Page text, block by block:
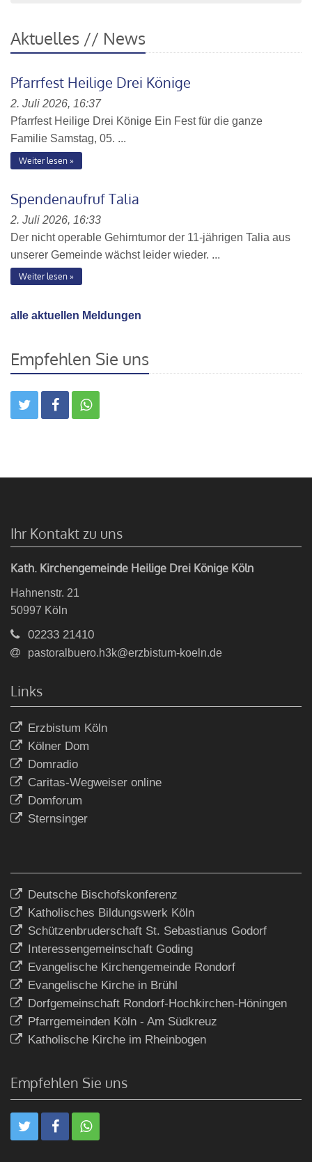
Aktuelles // News
Pfarrfest Heilige Drei Könige
2. Juli 2026, 16:37
Pfarrfest Heilige Drei Könige Ein Fest für die ganze
Familie Samstag, 05. ...
Weiter lesen
Spendenaufruf Talia
2. Juli 2026, 16:33
Der nicht operable Gehirntumor der 11-jährigen Talia aus
unserer Gemeinde wächst leider wieder. ...
Weiter lesen
alle aktuellen Meldungen
Empfehlen Sie uns
Ihr Kontakt zu uns
Kath. Kirchengemeinde Heilige Drei Könige Köln
Hahnenstr. 21
50997 Köln
02233 21410
pastoralbuero.h3k@erzbistum-koeln.de
Links
Erzbistum Köln
Kölner Dom
Domradio
Caritas-Wegweiser online
Domforum
Sternsinger
Deutsche Bischofskonferenz
Katholisches Bildungswerk Köln
Schützenbruderschaft St. Sebastianus Godorf
Interessengemeinschaft Goding
Evangelische Kirchengemeinde Rondorf
Evangelische Kirche in Brühl
Dorfgemeinschaft Rondorf-Hochkirchen-Höningen
Pfarrgemeinden Köln - Am Südkreuz
Katholische Kirche im Rheinbogen
Empfehlen Sie uns